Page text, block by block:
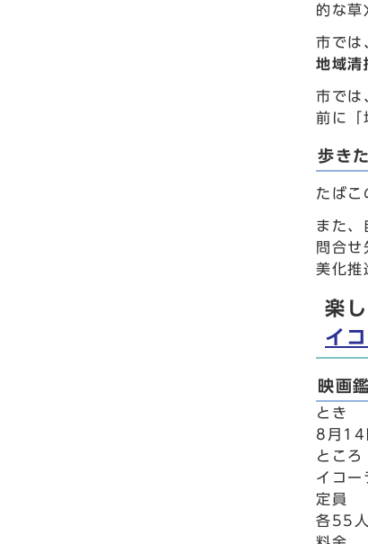
的な草
市では
地域清
市では
前に「
歩き
たばこ
また、
問合せ
美化
楽
イ
映画
とき
8月14
ところ
イコー
定員
各55人